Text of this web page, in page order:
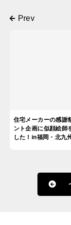
住宅メーカーの感謝
ント企画に似顔絵師
した！in福岡・北九